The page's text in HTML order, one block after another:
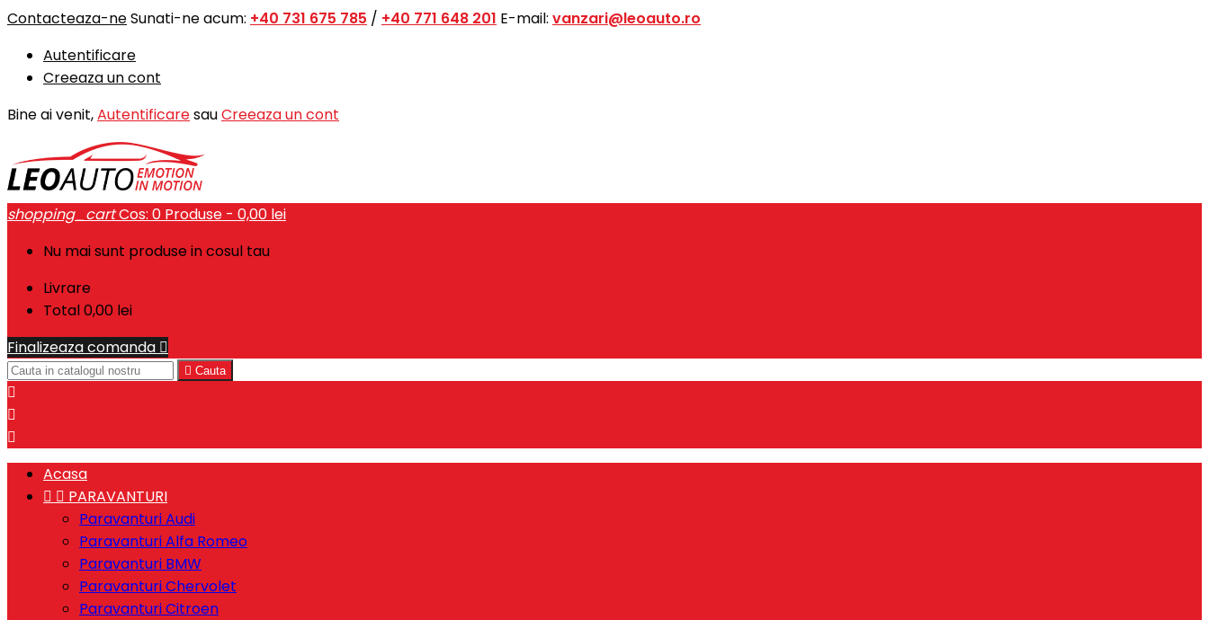
Contacteaza-neSunati-ne acum: +40 731 675 785 / +40 771 648 201 E-mail: vanzari@leoauto.ro
Autentificare
Creeaza un cont
Bine ai venit,AutentificaresauCreeaza un cont
shopping_cartCos: 0 Produse - 0,00 lei
Nu mai sunt produse in cosul tau
Livrare
Total0,00 lei
Finalizeaza comanda 
 Cauta



Acasa
  PARAVANTURI
Paravanturi Audi
Paravanturi Alfa Romeo
Paravanturi BMW
Paravanturi Chervolet
Paravanturi Citroen